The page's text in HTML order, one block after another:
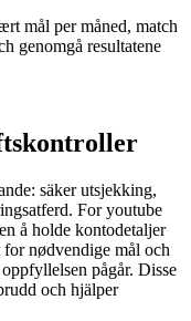
mål per måned, match
genomgå resultatene
säker utsjekking,
For youtube
å holde kontodetaljer
nødvendige mål och
pågår. Disse
och hjälper